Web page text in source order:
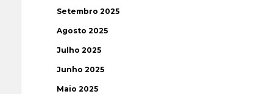
Setembro 2025
Agosto 2025
Julho 2025
Junho 2025
Maio 2025